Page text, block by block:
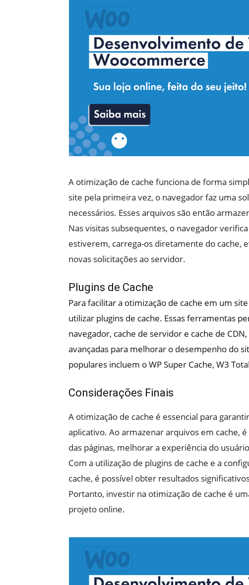
A otimização de cache funciona de forma
site pela primeira vez, o navegador faz uma
necessários. Esses arquivos são então
Nas visitas subsequentes, o navegador
estiverem, carrega-os diretamente do cache,
novas solicitações ao servidor.
Plugins de Cache
Para facilitar a otimização de cache em um
utilizar plugins de cache. Essas ferramentas
navegador, cache de servidor e cache de
avançadas para melhorar o desempenho do
populares incluem o WP Super Cache, W3
Considerações Finais
A otimização de cache é essencial para
aplicativo. Ao armazenar arquivos em cache,
das páginas, melhorar a experiência do
Com a utilização de plugins de cache e a
cache, é possível obter resultados
Portanto, investir na otimização de cache é
projeto online.